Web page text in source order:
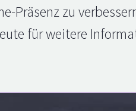
Präsenz zu
für weitere